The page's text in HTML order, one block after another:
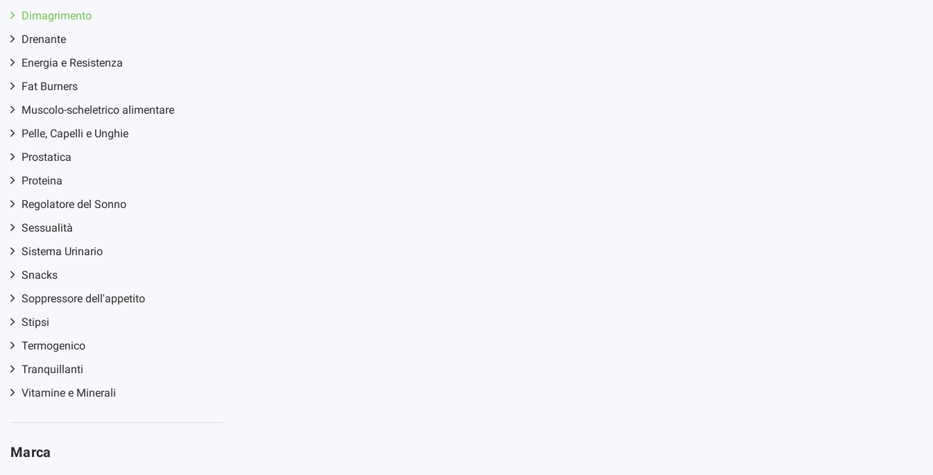
Dimagrimento
Drenante
Energia e Resistenza
Fat Burners
Muscolo-scheletrico alimentare
Pelle, Capelli e Unghie
Prostatica
Proteina
Regolatore del Sonno
Sessualità
Sistema Urinario
Snacks
Soppressore dell'appetito
Stipsi
Termogenico
Tranquillanti
Vitamine e Minerali
Marca